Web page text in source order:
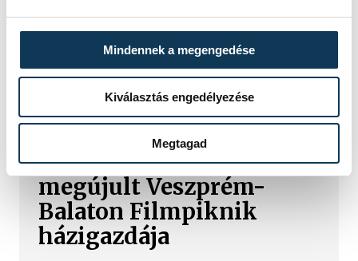
Mindennek a megengedése
Kiválasztás engedélyezése
Megtagad
Auer Fesztivált, augusztus 3. és 9.
Osvárt Andrea lesz a
megújult Veszprém-
Balaton Filmpiknik
házigazdája